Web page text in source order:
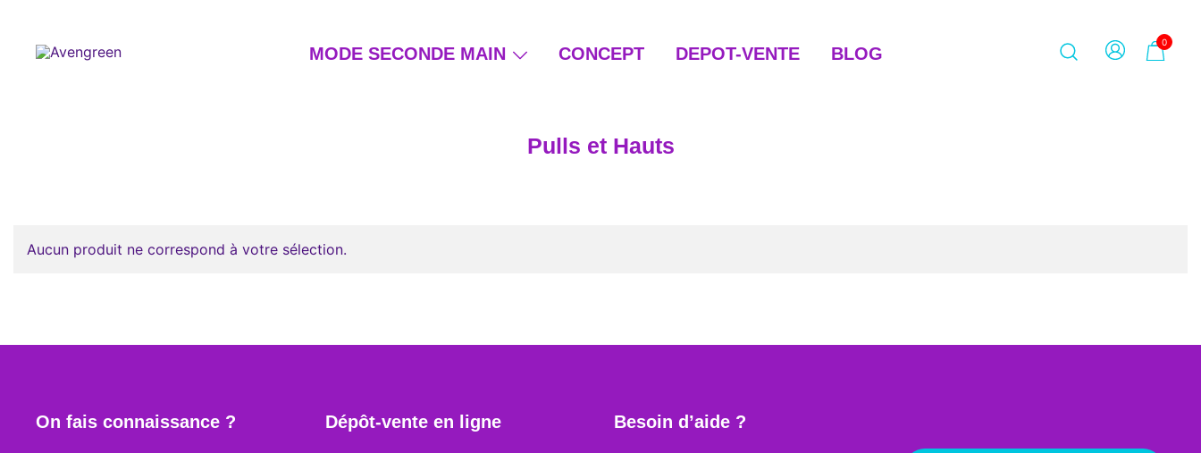
content
MODE SECONDE MAIN CONCEPT DEPOT-VENTE BLOG
0
Pulls et Hauts
Aucun produit ne correspond à votre sélection.
On fais connaissance ? Dépôt-vente en ligne Besoin d’aide ?